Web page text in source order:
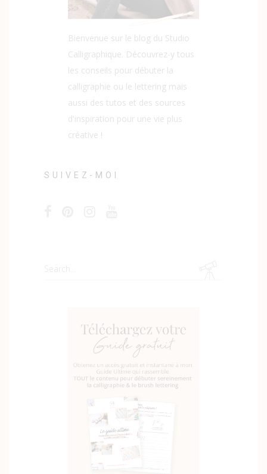
Bienvenue sur le blog du Studio
Calligraphique. Découvrez-y tous
les conseils pour débuter la
calligraphie ou le lettering mais
aussi des tutos et des sources
d'inspiration pour une vie plus
créative !
SUIVEZ-MOI
Search